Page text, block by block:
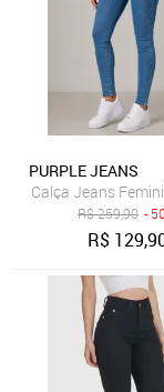
PURPLE JEANS
Calça Jeans
R$259,90 -
R$